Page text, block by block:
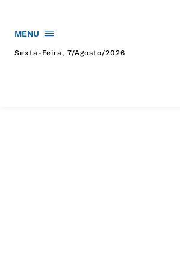
MENU
Sexta-Feira, 7/agosto/2026